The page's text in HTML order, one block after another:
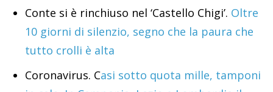
Conte si è rinchiuso nel ‘Castello Chigi’. Oltre
10 giorni di silenzio, segno che la paura che
tutto crolli è alta
Coronavirus. Casi sotto quota mille, tamponi